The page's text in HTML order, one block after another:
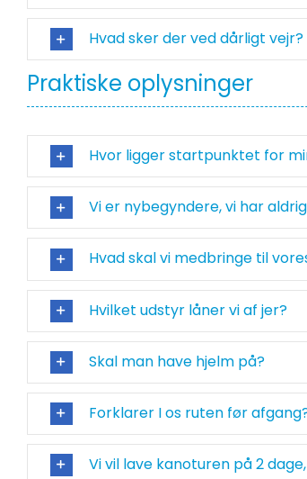
Hvad sker der ved dårligt vejr?
Praktiske oplysninger
Hvor ligger startpunktet for
Vi er nybegyndere, vi har
Hvad skal vi medbringe til
Hvilket udstyr låner vi af jer?
Skal man have hjelm på?
Forklarer I os ruten før
Vi vil lave kanoturen på 2